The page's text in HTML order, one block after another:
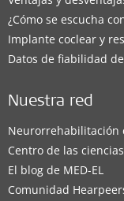
¿Cómo se escucha
Implante coclear y
Datos de fiabilidad
Nuestra red
Neurorrehabilitación
Centro de las ciencias
El blog de MED-EL
Comunidad